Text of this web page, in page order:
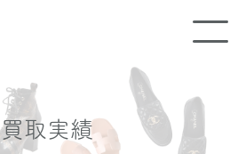
買取実績